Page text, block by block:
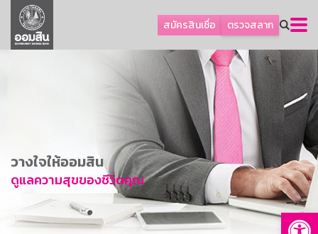
สมัครสินเชื่อ ตรวจสลาก
ลูกค้าธุรกิจ
ลูกค้าผู้ประกอบรายย่อย
การพัฒนาที่ยั่งยืน
ข่าวสาร
บริการทางการเงิน
อื่นๆ
วางใจให้ออมสิน
ดูแลความสุขของชีวิตคุณ